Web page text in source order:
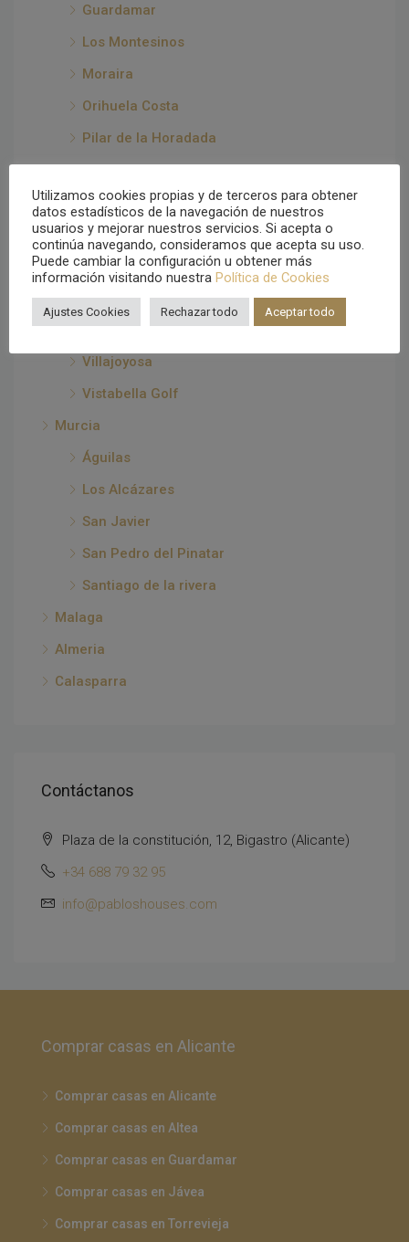
Guardamar
Los Montesinos
Moraira
Orihuela Costa
Pilar de la Horadada
Polop
Rojales
San Fulgencio en La Marina
San Miguel de Salinas
Santa Pola
Torrevieja
Villajoyosa
Vistabella Golf
Murcia
Águilas
Los Alcázares
San Javier
San Pedro del Pinatar
Santiago de la rivera
Malaga
Almeria
Calasparra
Contáctanos
Plaza de la constitución, 12, Bigastro (Alicante)
+34 688 79 32 95
info@pabloshouses.com
Comprar casas en Alicante
Comprar casas en Alicante
Comprar casas en Altea
Comprar casas en Guardamar
Comprar casas en Jávea
Comprar casas en Torrevieja
Utilizamos cookies propias y de terceros para obtener
datos estadísticos de la navegación de nuestros
usuarios y mejorar nuestros servicios. Si acepta o
continúa navegando, consideramos que acepta su uso.
Puede cambiar la configuración u obtener más
información visitando nuestra Política de Cookies
Ajustes Cookies Rechazar todo Aceptar todo